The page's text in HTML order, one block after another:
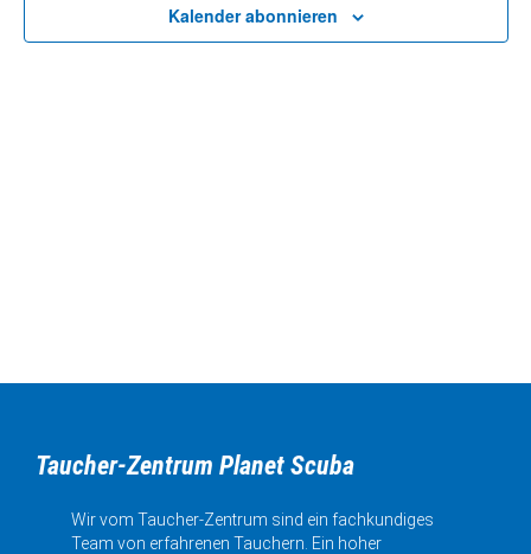
Kalender abonnieren
Taucher-Zentrum Planet Scuba
Wir vom Taucher-Zentrum sind ein fachkundiges
Team von erfahrenen Tauchern. Ein hoher